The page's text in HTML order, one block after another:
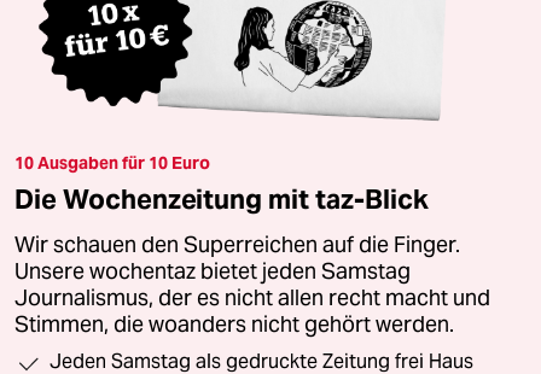
10 Ausgaben für 10 Euro
Die Wochenzeitung mit taz-Blick
Wir schauen den Superreichen auf die Finger.
Unsere wochentaz bietet jeden Samstag
Journalismus, der es nicht allen recht macht und
Stimmen, die woanders nicht gehört werden.
Jeden Samstag als gedruckte Zeitung frei Haus